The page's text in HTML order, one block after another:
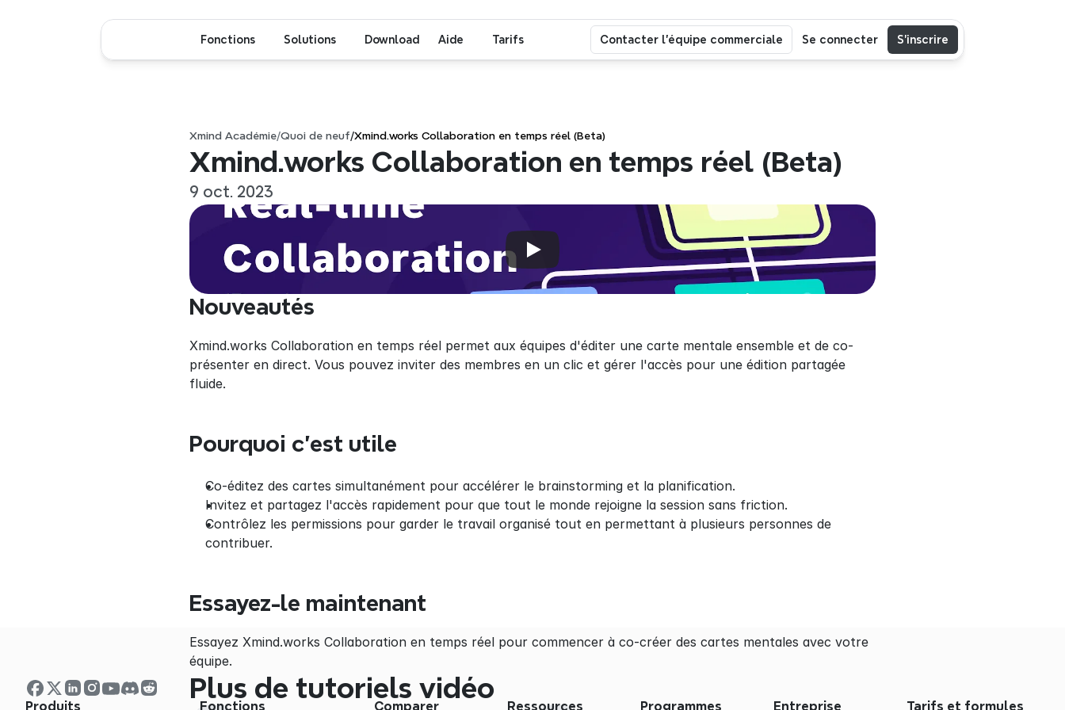
Xmind Académie/Quoi de neuf/Xmind.works Collaboration en temps réel (Beta)
Xmind.works Collaboration en temps réel (Beta)
9 oct. 2023
Nouveautés
Xmind.works Collaboration en temps réel permet aux équipes d'éditer une carte mentale ensemble et de co-
présenter en direct. Vous pouvez inviter des membres en un clic et gérer l'accès pour une édition partagée
fluide.
Pourquoi c'est utile
Co-éditez des cartes simultanément pour accélérer le brainstorming et la planification.
Invitez et partagez l'accès rapidement pour que tout le monde rejoigne la session sans friction.
Contrôlez les permissions pour garder le travail organisé tout en permettant à plusieurs personnes de
contribuer.
Essayez-le maintenant
Essayez Xmind.works Collaboration en temps réel pour commencer à co-créer des cartes mentales avec votre
équipe.
Plus de tutoriels vidéo
Produits Fonctions Comparer Ressources Programmes Entreprise Tarifs et formules
Fonctions Solutions Download Aide Tarifs Contacter l'équipe commerciale Se connecter S’inscrire